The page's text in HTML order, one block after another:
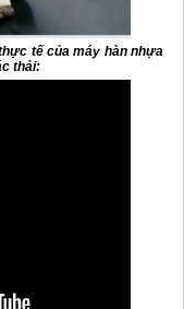
tế của máy hàn nhựa
thải: